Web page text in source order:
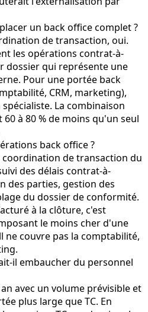
un back office complet ?
de transaction, oui.
les opérations contrat-à-
dossier qui représente une
Pour une portée back
CRM, marketing),
La combinaison
à 80 % de moins qu'un seul
back office ?
coordination de transaction du
des délais contrat-à-
des parties, gestion des
du dossier de conformité.
à la clôture, c'est
le moins cher d'une
ne couvre pas la comptabilité,
il embaucher du personnel
avec un volume prévisible et
plus large que TC. En